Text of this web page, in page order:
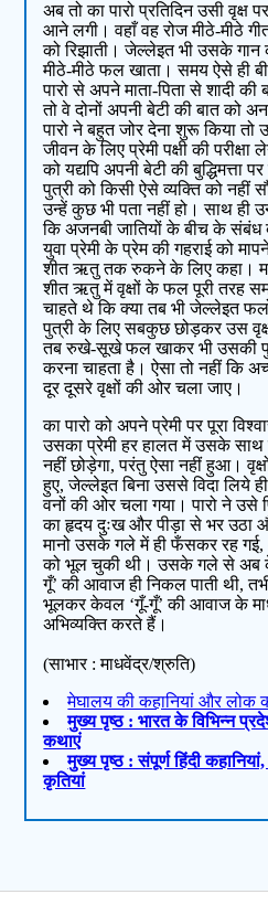
अब तो का पारो प्रतिदिन उसी
आने लगी। वहाँ वह रोज मीठे-मीठे
को रिझाती। जेल्लेइत भी उसके
मीठे-मीठे फल खाता। समय ऐसे ही
पारो से अपने माता-पिता से शादी
तो वे दोनों अपनी बेटी की बात को
पारो ने बहुत जोर देना शुरू किया
जीवन के लिए प्रेमी पक्षी की
को यद्यपि अपनी बेटी की बुद्धिमत्ता
पुत्री को किसी ऐसे व्यक्ति को नहीं
उन्हें कुछ भी पता नहीं हो। साथ ही
कि अजनबी जातियों के बीच के संबंध
युवा प्रेमी के प्रेम की गहराई को
शीत ऋतु तक रुकने के लिए कहा।
शीत ऋतु में वृक्षों के फल पूरी तरह
चाहते थे कि क्या तब भी जेल्लेइत
पुत्री के लिए सबकुछ छोड़कर उस
तब रुखे-सूखे फल खाकर भी उसकी
करना चाहता है। ऐसा तो नहीं कि
दूर दूसरे वृक्षों की ओर चला जाए।
का पारो को अपने प्रेमी पर पूरा
उसका प्रेमी हर हालत में उसके
नहीं छोड़ेगा, परंतु ऐसा नहीं हुआ।
हुए, जेल्लेइत बिना उससे विदा लिये
वनों की ओर चला गया। पारो ने उसे
का हृदय दुःख और पीड़ा से भर उठा
मानो उसके गले में ही फँसकर रह गई,
को भूल चुकी थी। उसके गले से अब
गूँ’ की आवाज ही निकल पाती थी,
भूलकर केवल ‘गूँ-गूँ’ की आवाज के
अभिव्यक्ति करते हैं।
(साभार : माधवेंद्र/श्रुति)
मेघालय की कहानियां और लोक
मुख्य पृष्ठ : भारत के विभिन्न
कथाएं
मुख्य पृष्ठ : संपूर्ण हिंदी
कृतियां